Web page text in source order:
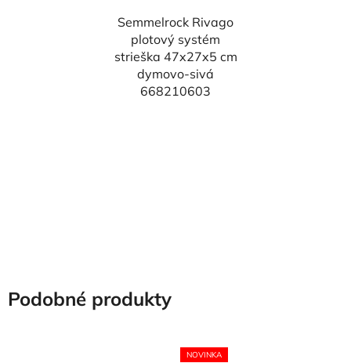
Semmelrock Rivago
plotový systém
strieška 47x27x5 cm
dymovo-sivá
668210603
Podobné produkty
NOVINKA